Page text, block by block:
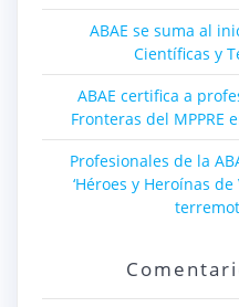
ABAE se suma al
Científicas y
ABAE certifica a
Fronteras del MPPRE
Profesionales de la
‘Héroes y Heroínas